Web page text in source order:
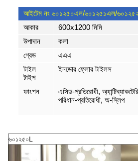
আইটেম নং ৬০১২৫০এল/৬০১২৫১এল/
আকার
600x1200 মিমি
উপাদান
কলা
গ্রেড
এএএ
টাইল
টাইপ
ইনডোর ফ্লোর টাইলস
ফাংশন
এসিড-প্রতিরোধী,
পরিধান-প্রতিরোধী, অ-স্লিপ
৬০১২৫০L